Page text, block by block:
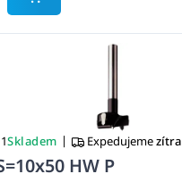
Skladem | Expedujemezítra
HW P